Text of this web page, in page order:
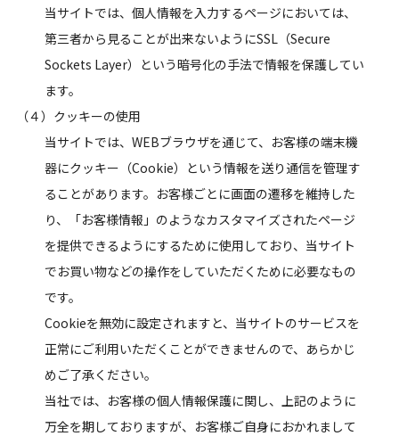
当サイトでは、個人情報を入力するページにおいては、
第三者から見ることが出来ないようにSSL（Secure
Sockets Layer）という暗号化の手法で情報を保護してい
ます。
（４）クッキーの使用
当サイトでは、WEBブラウザを通じて、お客様の端末機
器にクッキー（Cookie）という情報を送り通信を管理す
ることがあります。お客様ごとに画面の遷移を維持した
り、「お客様情報」のようなカスタマイズされたページ
を提供できるようにするために使用しており、当サイト
でお買い物などの操作をしていただくために必要なもの
です。
Cookieを無効に設定されますと、当サイトのサービスを
正常にご利用いただくことができませんので、あらかじ
めご了承ください。
当社では、お客様の個人情報保護に関し、上記のように
万全を期しておりますが、お客様ご自身におかれまして